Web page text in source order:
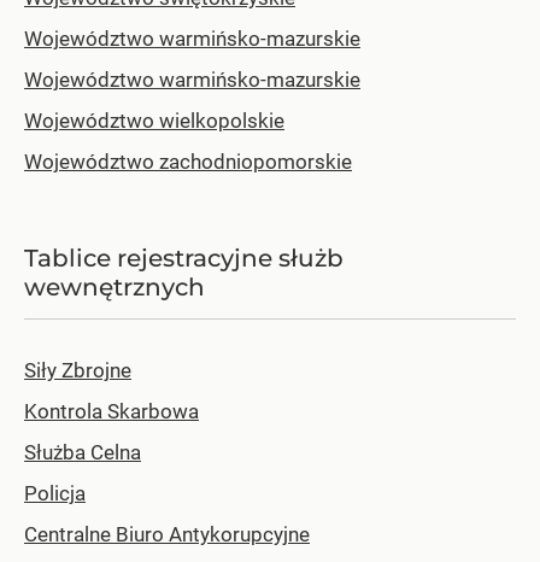
Województwo warmińsko-mazurskie
Województwo warmińsko-mazurskie
Województwo wielkopolskie
Województwo zachodniopomorskie
Tablice rejestracyjne służb
wewnętrznych
Siły Zbrojne
Kontrola Skarbowa
Służba Celna
Policja
Centralne Biuro Antykorupcyjne